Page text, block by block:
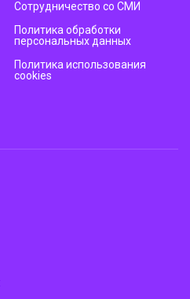
Сотрудничество со СМИ
Политика обработки
персональных данных
Политика использования
cookies